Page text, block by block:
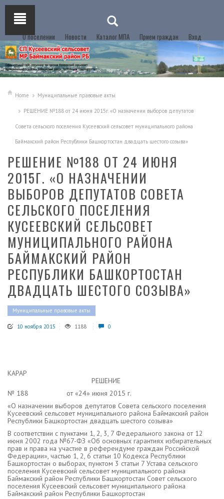
О поселении Новости Каталог МПА Прием граждан Вход
Home Муниципальные правовые акты
РЕШЕНИЕ №188 от 24 июня 2015г. «О назначении выборов депутатов
Совета сельского поселения Кусеевский сельсовет муниципального района
Баймакский район Республики Башкортостан двадцать шестого созыва»
РЕШЕНИЕ №188 ОТ 24 ИЮНЯ
2015Г. «О НАЗНАЧЕНИИ
ВЫБОРОВ ДЕПУТАТОВ СОВЕТА
СЕЛЬСКОГО ПОСЕЛЕНИЯ
КУСЕЕВСКИЙ СЕЛЬСОВЕТ
МУНИЦИПАЛЬНОГО РАЙОНА
БАЙМАКСКИЙ РАЙОН
РЕСПУБЛИКИ БАШКОРТОСТАН
ДВАДЦАТЬ ШЕСТОГО СОЗЫВА»
Муниципальные правовые акты
10 ноября 2015 1188 0
КАРАР
РЕШЕНИЕ
№ 188 от «24» июня 2015 г.
«О назначении выборов депутатов Совета сельского поселения
Кусеевский сельсовет муниципального района Баймакский район
Республики Башкортостан двадцать шестого созыва»
В соответствии с пунктами 1, 2, 3, 7 Федерального закона от 12
июня 2002 года №67-ФЗ «Об основных гарантиях избирательных
прав и права на участие в референдуме граждан Российской
Федерации», частью 1, 2, 6 статьи 10 Кодекса Республики
Башкортостан о выборах, пунктом 3 статьи 7 Устава сельского
поселения Кусеевский сельсовет муниципального района
Баймакский район Республики Башкортостан Совет сельского
поселения Кусеевский сельсовет муниципального района
Баймакский район Республики Башкортостан